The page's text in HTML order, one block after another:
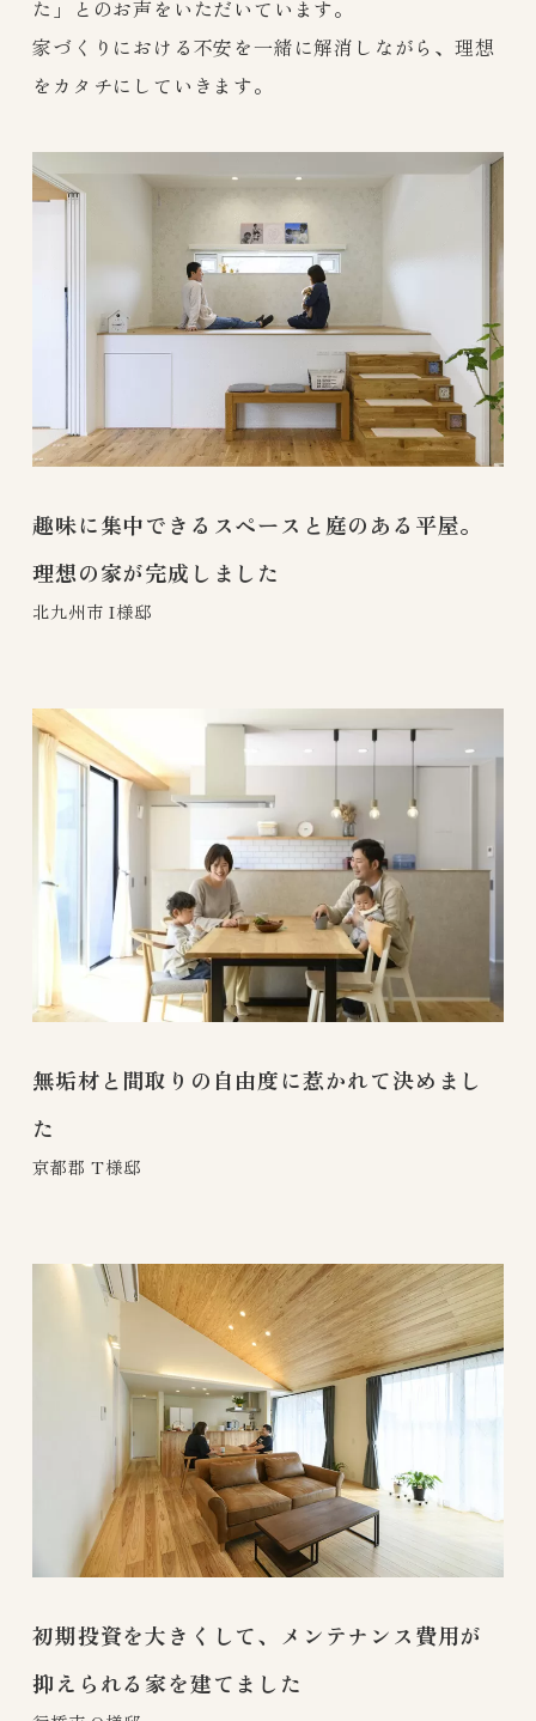
た」とのお声をいただいています。
家づくりにおける不安を一緒に解消しながら、理想
をカタチにしていきます。
趣味に集中できるスペースと庭のある平屋。
理想の家が完成しました
北九州市 I様邸
ら
詳
し
く
無垢材と間取りの自由度に惹かれて決めまし
た
京都郡 T様邸
ら
に
詳
し
く
初期投資を大きくして、メンテナンス費用が
抑えられる家を建てました